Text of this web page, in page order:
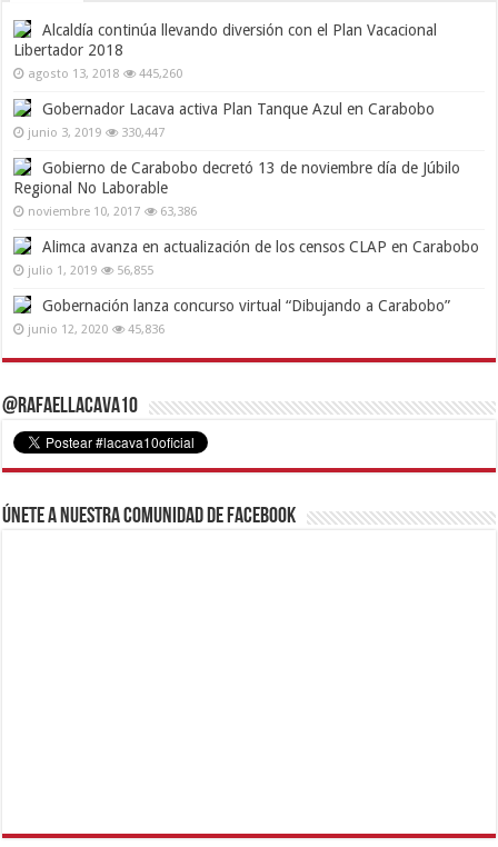
Alcaldía continúa llevando diversión con el Plan Vacacional
Libertador 2018
agosto 13, 2018 445,260
Gobernador Lacava activa Plan Tanque Azul en Carabobo
junio 3, 2019 330,447
Gobierno de Carabobo decretó 13 de noviembre día de Júbilo
Regional No Laborable
noviembre 10, 2017 63,386
Alimca avanza en actualización de los censos CLAP en Carabobo
julio 1, 2019 56,855
Gobernación lanza concurso virtual “Dibujando a Carabobo”
junio 12, 2020 45,836
@RafaelLacava10
Únete a nuestra comunidad de Facebook